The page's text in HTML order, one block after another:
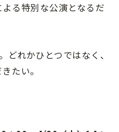
る特別な公演となるだ
れかひとつではなく、
たい。